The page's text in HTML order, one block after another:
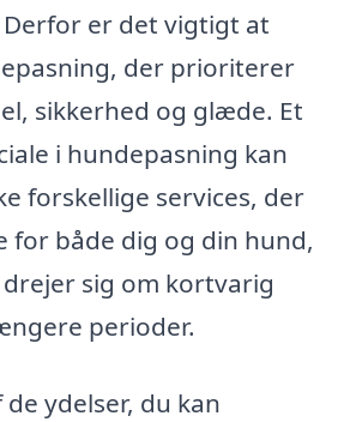
er det vigtigt at
der prioriterer
sikkerhed og glæde. Et
i hundepasning kan
forskellige services, der
for både dig og din hund,
sig om kortvarig
perioder.
ydelser, du kan